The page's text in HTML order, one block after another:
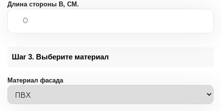
Длина стороны B, СМ.
Шаг 3. Выберите материал
Материал фасада